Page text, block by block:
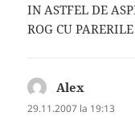
IN ASTFEL DE
ROG CU
Alex
29.11.2007 la 19:13